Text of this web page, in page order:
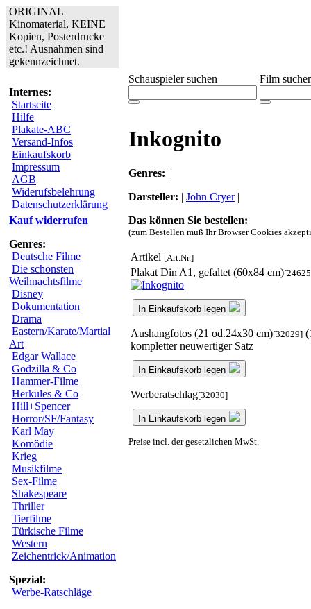
ORIGINAL
Kinomaterial, KEINE
Kopien, Posterdrucke
etc.! Ausnahmen sind
gekennzeichnet.
Internes:
Startseite
Hilfe
Plakate-ABC
Versand-Infos
Einkaufskorb
Impressum
AGB
Widerufsbelehrung
Datenschutzerklärung
Kauf widerrufen
Genres:
Deutsche Filme
Die schönsten
Weihnachtsfilme
Disney
Dokumentation
Drama
Eastern/Karate/Martial
Art
Edgar Wallace
Godzilla & Co
Hammer-Filme
Herkules & Co
Hill+Spencer
Horror/SF/Fantasy
Karl May
Komödie
Krieg
Musikfilme
Sex-Filme
Shakespeare
Thriller
Tierfilme
Türkische Filme
Western
Zeichentrick/Animation
Spezial:
Werbe-Ratschläge
Schauspieler suchen Film
Inkognito
Genres: |
Darsteller: | John Cryer|
Das können Sie bestellen:
(zum Bestellen muß Ihr Browser Cookies
Artikel [Art.Nr.]
Plakat Din A1, gefaltet (60x84 cm)
In Einkaufskorb legen
Aushangfotos (21 od.24x30 cm)[32029]
kompletter neuwertiger Satz
In Einkaufskorb legen
Werberatschlag[32030]
In Einkaufskorb legen
Preise incl. der gesetzlichen MwSt.